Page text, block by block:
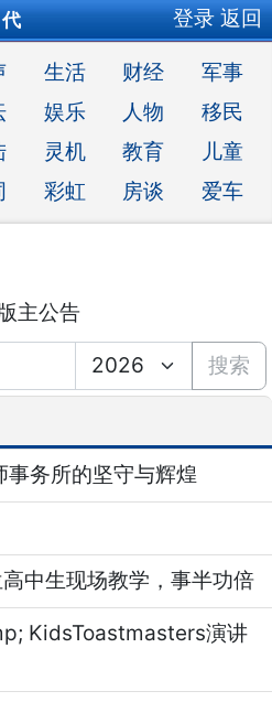
登录 返回
生活 财经
军事
娱乐 人物
移民
灵机 教育
儿童
彩虹 房谈 爱车
主公告
搜索
务所的坚守与辉煌
中生现场教学，事半功倍
KidsToastmasters演讲